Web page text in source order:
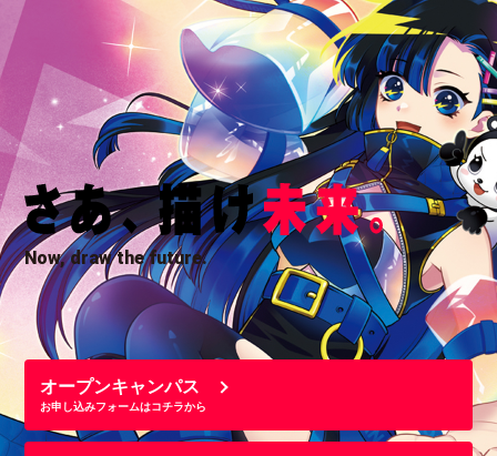
Now, draw the future.
オープンキャンパス
お申し込みフォームはコチラから